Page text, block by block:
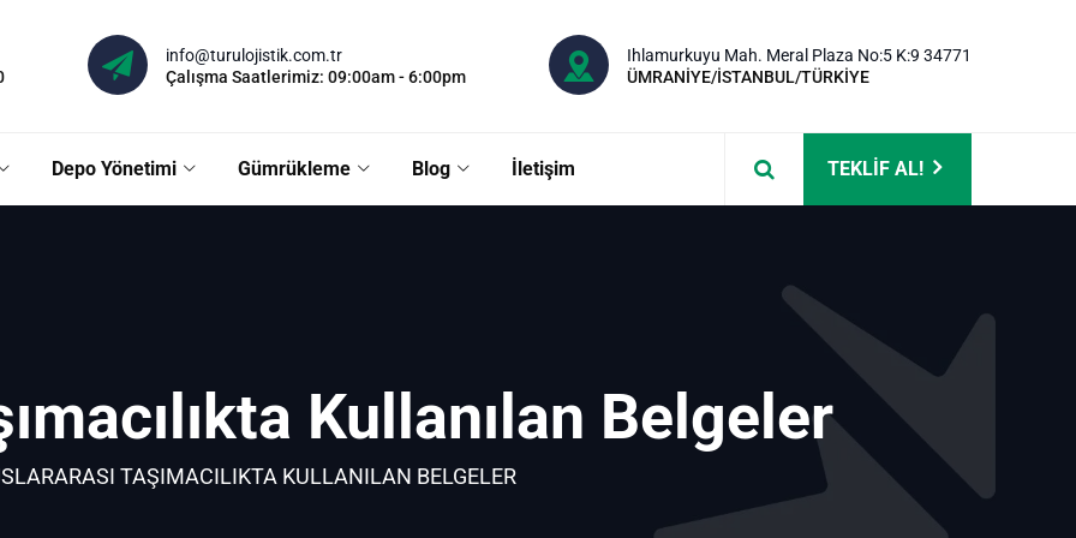
info@turulojistik.com.tr
Çalışma Saatlerimiz: 09:00am - 6:00pm
Ihlamurkuyu Mah. Meral Plaza No:5 K:9 34771
ÜMRANİYE/İSTANBUL/TÜRKİYE
Depo Yönetimi Gümrükleme Blog İletişim TEKLİF AL!
Kullanılan Belgeler
TAŞIMACILIKTA KULLANILAN BELGELER